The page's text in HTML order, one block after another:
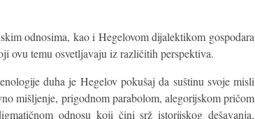
odnosima, kao i Hegelovom dijalektikom gospodara
ovu temu osvetljavaju iz različitih perspektiva.
duha je Hegelov pokušaj da suštinu svoje misli
mišljenje, prigodnom parabolom, alegorijskom pričom
odnosu koji čini srž istorijskog dešavanja.